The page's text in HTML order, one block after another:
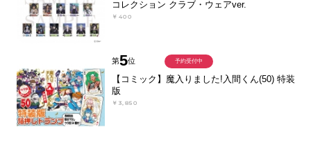
コレクション クラブ・ウェアver.
￥400
第5位
【コミック】魔入りました!入間くん(50) 特装
版
￥3,850
予約受付中